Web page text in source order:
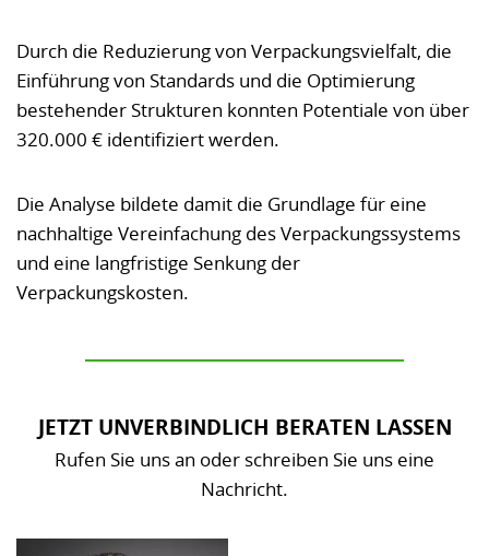
Durch die Reduzierung von Verpackungsvielfalt, die
Einführung von Standards und die Optimierung
bestehender Strukturen konnten Potentiale von über
320.000 € identifiziert werden.
Die Analyse bildete damit die Grundlage für eine
nachhaltige Vereinfachung des Verpackungssystems
und eine langfristige Senkung der
Verpackungskosten.
JETZT UNVERBINDLICH BERATEN LASSEN
Rufen Sie uns an oder schreiben Sie uns eine
Nachricht.